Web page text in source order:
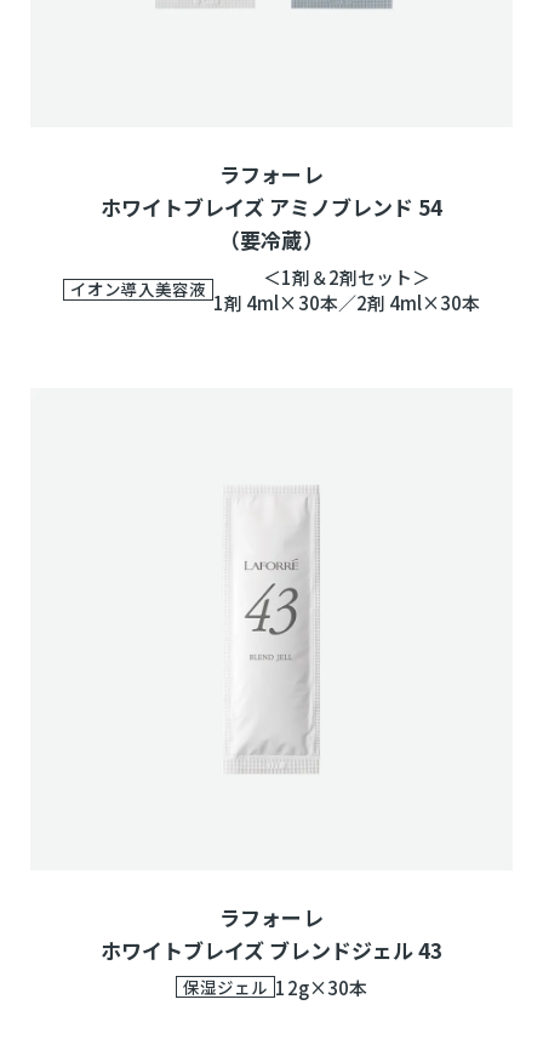
ラフォーレ
ホワイトブレイズ アミノブレンド 54
（要冷蔵）
イオン導入美容液
＜1剤＆2剤セット＞
1剤 4ml×30本／2剤 4ml×30本
ラフォーレ
ホワイトブレイズ ブレンドジェル 43
保湿ジェル 12g×30本